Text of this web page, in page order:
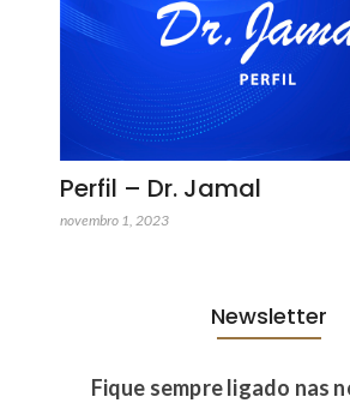
Perfil – Dr. Jamal
novembro 1, 2023
Newsletter
Fique sempre ligado nas